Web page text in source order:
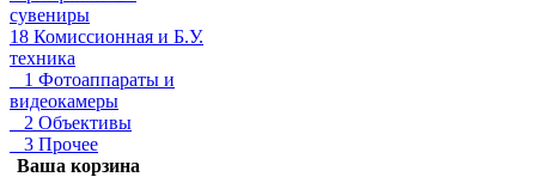
сувениры
18 Комиссионная и Б.У.
техника
1 Фотоаппараты и
видеокамеры
2 Объективы
3 Прочее
Ваша корзина